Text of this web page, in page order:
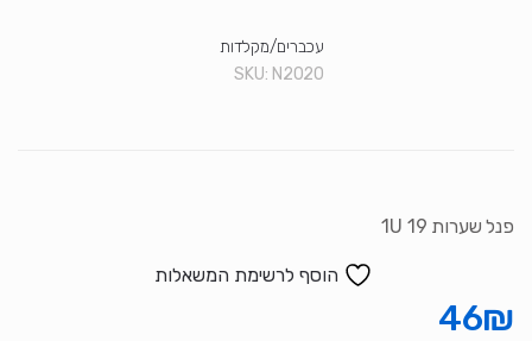
עכברים/מקלדות
SKU: N2020
פנל שערות 19 1U
הוסף לרשימת המשאלות
46₪